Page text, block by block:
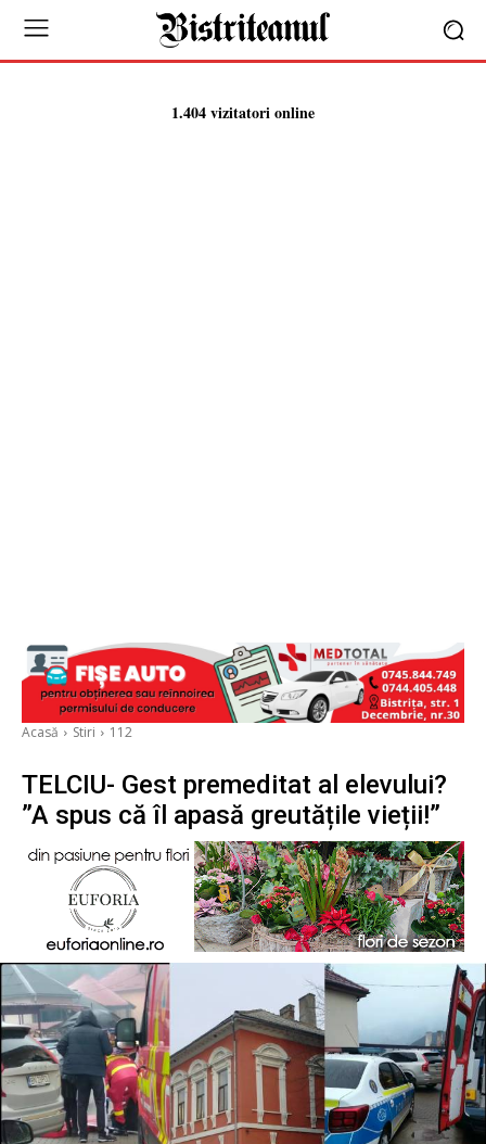
1.404 vizitatori online
Acasă Stiri 112
TELCIU- Gest premeditat al elevului?
”A spus că îl apasă greutățile vieții!”